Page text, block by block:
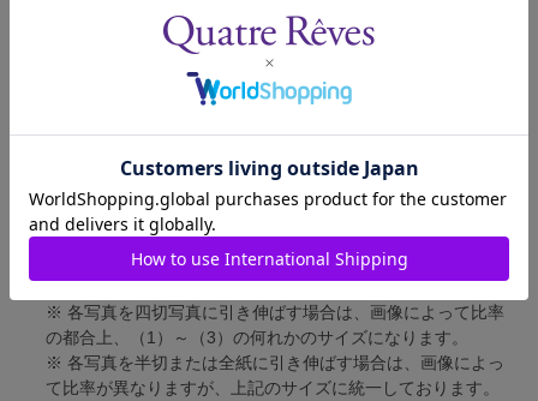
短辺 217mm × 長辺 305mm
短辺 213mm × 長辺 305mm
短辺 254mm × 長辺 305mm
半切写真
短辺 305mm × 長辺 432mm
短辺 402mm × 長辺 559mm
写真のサイズにつきまして、下記の件も併せてご了承ください。
※ 宝塚大劇場および新人公演の舞台写真につきましては、4辺
に白フチが入ります。
※ 各写真を四切写真に引き伸ばす場合は、画像によって比率
の都合上、（1）～（3）の何れかのサイズになります。
※ 各写真を半切または全紙に引き伸ばす場合は、画像によっ
て比率が異なりますが、上記のサイズに統一しております。